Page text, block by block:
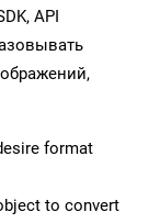
API
format
to convert